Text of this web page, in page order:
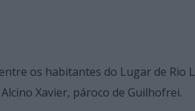
os habitantes do Lugar de Rio
Xavier, pároco de Guilhofrei.